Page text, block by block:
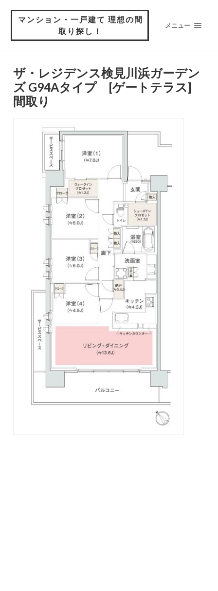
マンション・一戸建て 理想の間
取り探し！
メニュー
ザ・レジデンス検見川浜ガーデン
ズ G94Aタイプ [ゲートテラス]
間取り